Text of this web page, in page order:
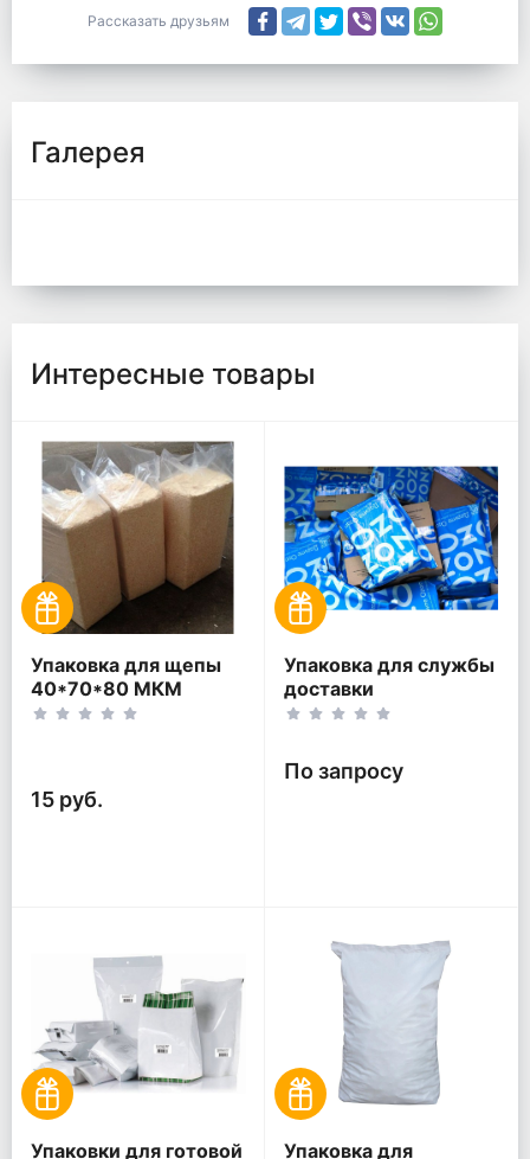
Рассказать друзьям
Галерея
Интересные товары
Упаковка для щепы
40*70*80 МКМ
15 руб.
Упаковка для службы
доставки
По запросу
Упаковки для готовой Упаковка для